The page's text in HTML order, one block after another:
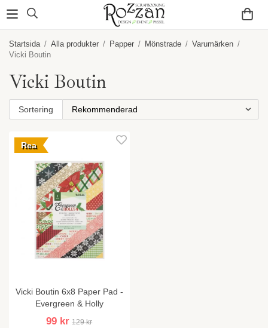
Startsida / Alla produkter / Papper / Mönstrade / Varumärken /
Vicki Boutin
Vicki Boutin
Sortering
Rea
Vicki Boutin 6x8 Paper Pad -
Evergreen & Holly
99 kr 129 kr